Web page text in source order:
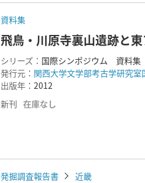
資料集
飛鳥・川原寺裏山遺跡と
シリーズ： 国際シンポジウム 資料集
発行元： 関西大学文学部考古学研究
出版年： 2012
新刊 在庫なし
発掘調査報告書 近畿